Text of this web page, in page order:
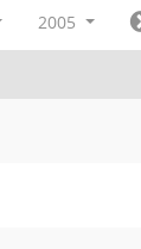
2005